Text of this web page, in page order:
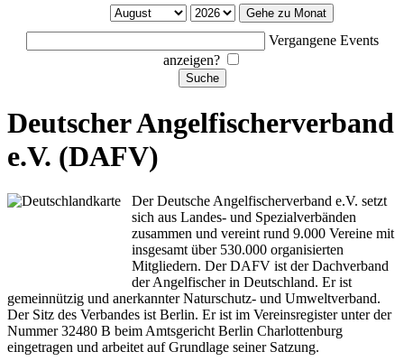
Gehe zu Monat
Vergangene Events
anzeigen?
Deutscher Angelfischerverband
e.V. (DAFV)
Der Deutsche Angelfischerverband e.V. setzt
sich aus Landes- und Spezialverbänden
zusammen und vereint rund 9.000 Vereine mit
insgesamt über 530.000 organisierten
Mitgliedern. Der DAFV ist der Dachverband
der Angelfischer in Deutschland. Er ist
gemeinnützig und anerkannter Naturschutz- und Umweltverband.
Der Sitz des Verbandes ist Berlin. Er ist im Vereinsregister unter der
Nummer 32480 B beim Amtsgericht Berlin Charlottenburg
eingetragen und arbeitet auf Grundlage seiner Satzung.